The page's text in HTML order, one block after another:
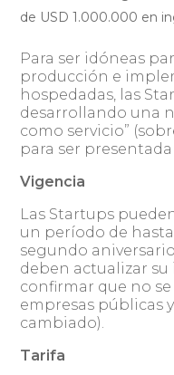
de USD 1.000.000 en
Para ser idóneas
producción e
hospedadas, las
desarrollando una
como servicio”
para ser
Vigencia
Las Startups
un período de
segundo
deben actualizar
confirmar que no
empresas públicas
cambiado).
Tarifa